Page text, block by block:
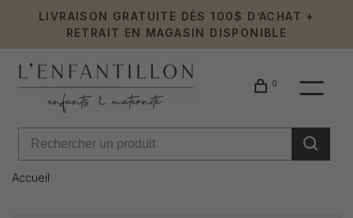
LIVRAISON GRATUITE DÈS 100$ D’ACHAT +
RETRAIT EN MAGASIN DISPONIBLE
0
Accueil